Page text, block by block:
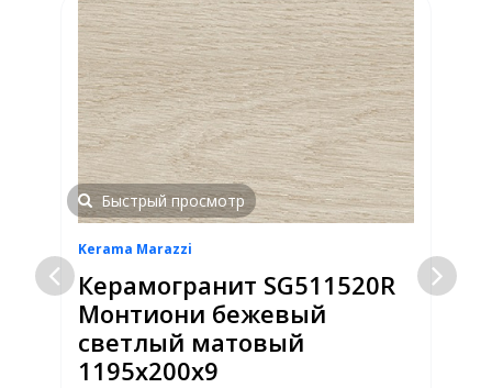
Быстрый просмотр
Kerama Marazzi
Керамогранит SG511520R
Монтиони бежевый
светлый матовый
1195х200х9